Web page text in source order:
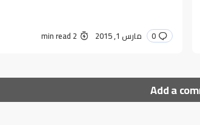
0 مارس 1, 2015 2 min read
Add a